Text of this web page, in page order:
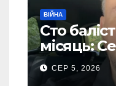
ВІЙНА
Сто
місяць:
закликав
СЕР 5, 2026